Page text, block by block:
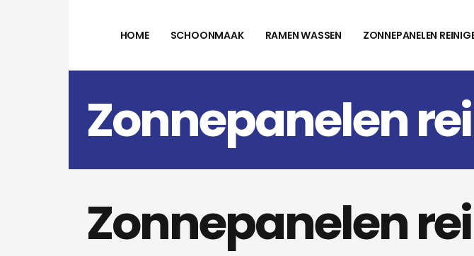
HOME SCHOONMAAK RAMEN WASSEN ZONNEPANELEN
Zonnepanelen
Zonnepanelen